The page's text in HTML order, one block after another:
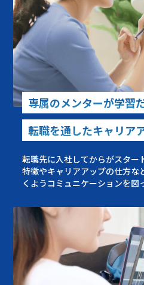
専属のメンターが学習
転職を通したキャリア
転職先に入社してからがスター
特徴やキャリアアップの仕方な
くようコミュニケーションを図